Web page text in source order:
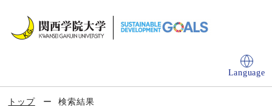
Language
トップ 検索結果